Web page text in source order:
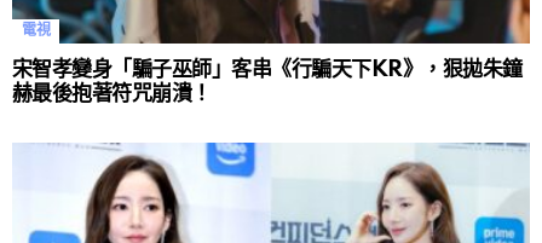
電視
宋智孝變身「騙子巫師」客串《行騙天下KR》，狠拋朱鐘
赫最後抱著符咒崩潰！